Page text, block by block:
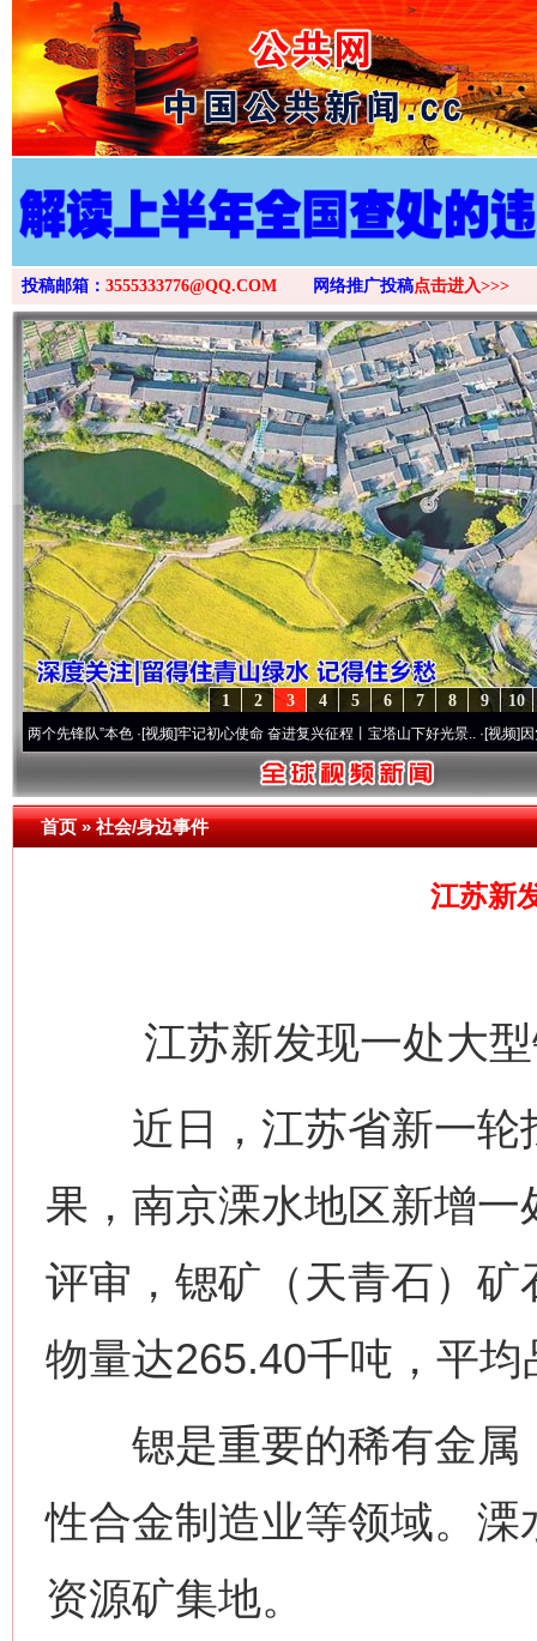
>
投稿邮箱： 3555333776@QQ.COM 网络推广投稿点击进入>>>
10
9
8
7
6
5
4
3
2
1
队”本色·[视频]牢记初心使命 奋进复兴征程丨宝塔山下好光景..·[视频]因党而生 为
首页»社会/身边事件
江苏新
江苏新发现一处大型
近日，江苏省新一轮
果，南京溧水地区新增
评审，锶矿（天青石）
物量达265.40千吨，平
锶是重要的稀有金属
性合金制造业等领域。
资源矿集地。